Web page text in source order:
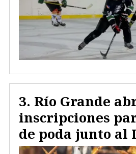
Río Grande
inscripciones
de poda junto al